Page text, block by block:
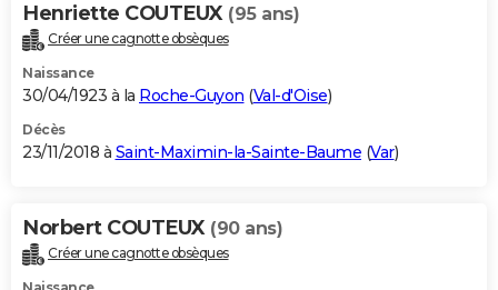
Henriette COUTEUX (95 ans)
Créer une cagnotte obsèques
Naissance
30/04/1923 à la Roche-Guyon (Val-d'Oise)
Décès
23/11/2018 à Saint-Maximin-la-Sainte-Baume (Var)
Norbert COUTEUX (90 ans)
Créer une cagnotte obsèques